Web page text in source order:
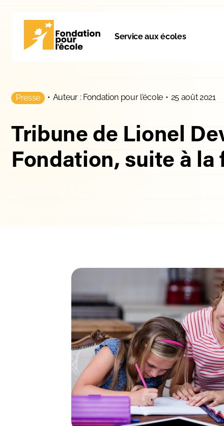
Service aux écoles
Presse • Auteur : Fondation pour l'école • 25 août 2021
Tribune de Lionel
Fondation, suite à